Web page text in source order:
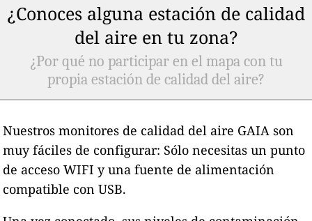
¿Conoces alguna estación de calidad
del aire en tu zona?
¿Por qué no participar en el mapa con tu
propia estación de calidad del aire?
Nuestros monitores de calidad del aire GAIA son
muy fáciles de configurar: Sólo necesitas un punto
de acceso WIFI y una fuente de alimentación
compatible con USB.